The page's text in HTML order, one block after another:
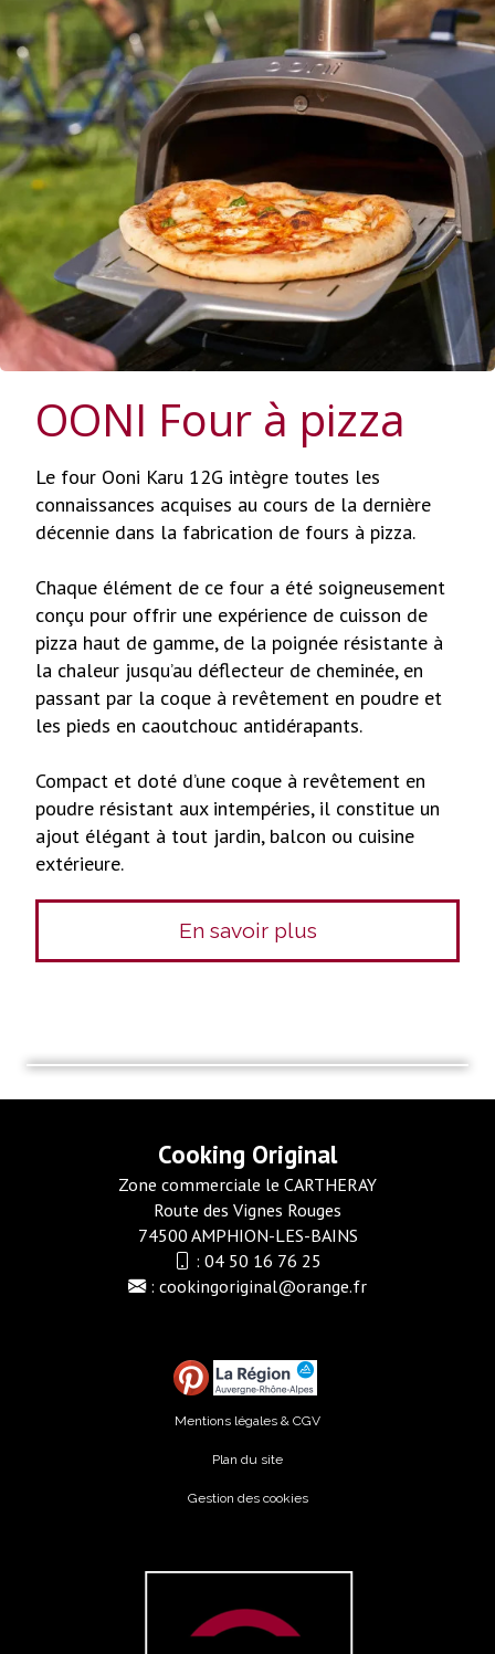
OONI Four à pizza
Le four Ooni Karu 12G intègre toutes les
connaissances acquises au cours de la dernière
décennie dans la fabrication de fours à pizza.
Chaque élément de ce four a été soigneusement
conçu pour offrir une expérience de cuisson de
pizza haut de gamme, de la poignée résistante à
la chaleur jusqu’au déflecteur de cheminée, en
passant par la coque à revêtement en poudre et
les pieds en caoutchouc antidérapants.
Compact et doté d’une coque à revêtement en
poudre résistant aux intempéries, il constitue un
ajout élégant à tout jardin, balcon ou cuisine
extérieure.
En savoir plus
Cooking Original
Zone commerciale le CARTHERAY
Route des Vignes Rouges
74500 AMPHION-LES-BAINS
: 04 50 16 76 25
: cookingoriginal@orange.fr
Mentions légales & CGV
Plan du site
Gestion des cookies